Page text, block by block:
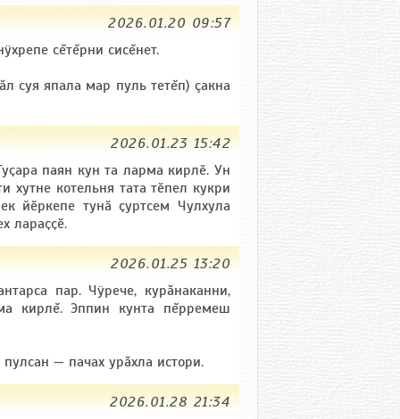
2026.01.20 09:57
сĕтĕрни сисĕнет.
суя япала мар пуль тетĕп) çакна
2026.01.23 15:42
паян кун та ларма кирлӗ. Ун
хутне котельня тата тӗпел кукри
йӗркепе тунӑ ҫуртсем Чулхула
лараҫҫӗ.
2026.01.25 13:20
пар. Чÿрече, курăнаканни,
кирлĕ. Эппин кунта пĕрремеш
— пачах урăхла истори.
2026.01.28 21:34